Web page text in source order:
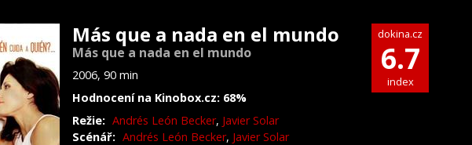
Más que a nada en el mundo
Más que a nada en el mundo
2006, 90 min
Hodnocení na Kinobox.cz: 68%
dokina.cz
6.7
index
Režie: Andrés León Becker, Javier Solar
Scénář: Andrés León Becker, Javier Solar